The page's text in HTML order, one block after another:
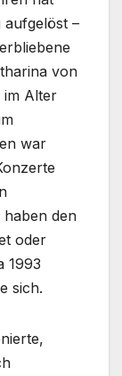
aufgelöst –
von
im Alter
war
haben den
oder
1993
sich.